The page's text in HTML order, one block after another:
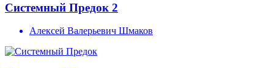
Системный Предок 2
Алексей Валерьевич Шмаков